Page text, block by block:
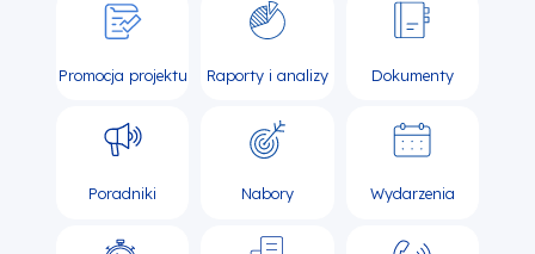
Promocja projektu Raporty i analizy Dokumenty
Poradniki Nabory Wydarzenia